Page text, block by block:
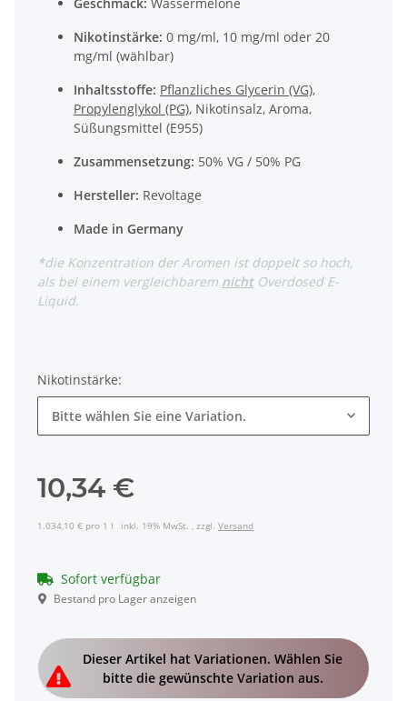
Nikotinstärke: 0 mg/ml, 10 mg/ml oder 20
mg/ml (wählbar)
Inhaltsstoffe: Pflanzliches Glycerin (VG),
Propylenglykol (PG), Nikotinsalz, Aroma,
Süßungsmittel (E955)
Zusammensetzung: 50% VG / 50% PG
Hersteller: Revoltage
Made in Germany
*die Konzentration der Aromen ist doppelt so hoch,
als bei einem vergleichbarem nicht Overdosed E-
Liquid.
Nikotinstärke:
Bitte wählen Sie eine Variation.
10,34 €
1.034,10 € pro 1 l inkl. 19% MwSt. , zzgl. Versand
Sofort verfügbar
Bestand pro Lager anzeigen
Dieser Artikel hat Variationen. Wählen Sie
bitte die gewünschte Variation aus.